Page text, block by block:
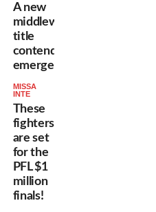
A new
middleweight
title
contender
emerges!
MISSA
INTE
These
fighters
are set
for the
PFL $1
million
finals!